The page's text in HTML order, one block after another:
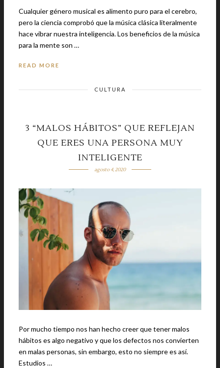
Cualquier género musical es alimento puro para el cerebro,
pero la ciencia comprobó que la música clásica literalmente
hace vibrar nuestra inteligencia. Los beneficios de la música
para la mente son …
READ MORE
CULTURA
3 “MALOS HÁBITOS” QUE REFLEJAN
QUE ERES UNA PERSONA MUY
INTELIGENTE
agosto 4, 2020
Por mucho tiempo nos han hecho creer que tener malos
hábitos es algo negativo y que los defectos nos convierten
en malas personas, sin embargo, esto no siempre es así.
Estudios …